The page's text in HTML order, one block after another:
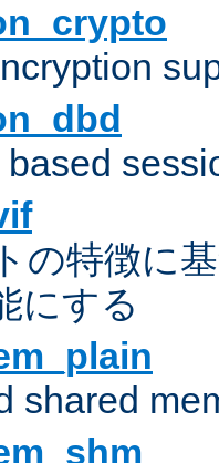
の特徴に
にする
shared